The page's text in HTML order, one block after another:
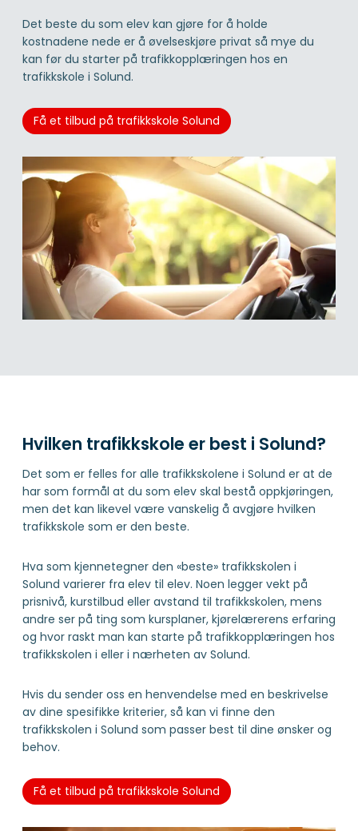
Det beste du som elev kan gjøre for å holde
kostnadene nede er å øvelseskjøre privat så mye du
kan før du starter på trafikkopplæringen hos en
trafikkskole i Solund.
Få et tilbud på trafikkskole Solund
Hvilken trafikkskole er best i Solund?
Det som er felles for alle trafikkskolene i Solund er at de
har som formål at du som elev skal bestå oppkjøringen,
men det kan likevel være vanskelig å avgjøre hvilken
trafikkskole som er den beste.
Hva som kjennetegner den «beste» trafikkskolen i
Solund varierer fra elev til elev. Noen legger vekt på
prisnivå, kurstilbud eller avstand til trafikkskolen, mens
andre ser på ting som kursplaner, kjørelærerens erfaring
og hvor raskt man kan starte på trafikkopplæringen hos
trafikkskolen i eller i nærheten av Solund.
Hvis du sender oss en henvendelse med en beskrivelse
av dine spesifikke kriterier, så kan vi finne den
trafikkskolen i Solund som passer best til dine ønsker og
behov.
Få et tilbud på trafikkskole Solund